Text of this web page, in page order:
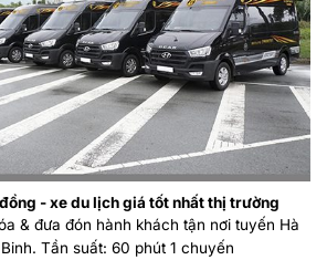
- xe du lịch giá tốt nhất thị trường
& đưa đón hành khách tận nơi tuyến Hà
Tần suất: 60 phút 1 chuyến